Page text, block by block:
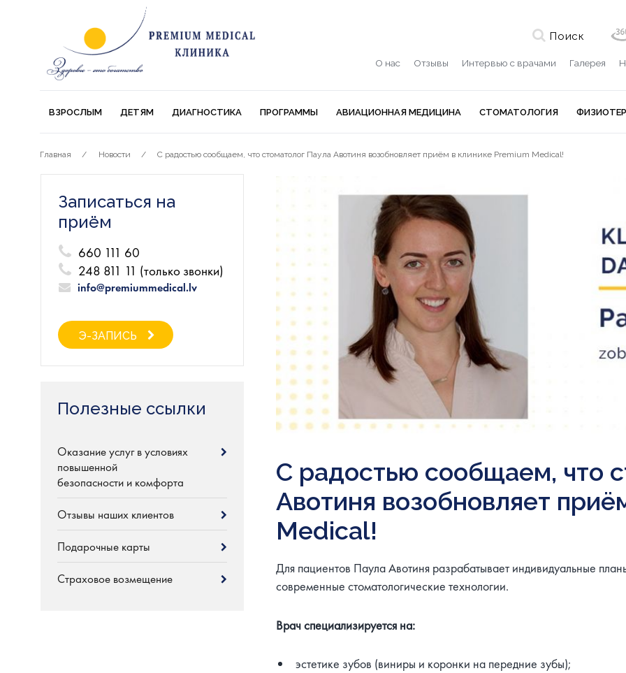
Поиск
О нас Отзывы Интервью с врачами Галерея
ВЗРОСЛЫМ ДЕТЯМ ДИАГНОСТИКА ПРОГРАММЫ АВИАЦИОННАЯ МЕДИЦИНА СТОМАТОЛОГИЯ
Главная Новости С радостью сообщаем, что стоматолог Паула Авотиня возобновляет приём в клинике Premium Medical!
Записаться на
приём
660 111 60
248 811 11 (только звонки)
info@premiummedical.lv
Э-ЗАПИСЬ
Полезные ссылки
Оказание услуг в условиях
повышенной
безопасности и комфорта
Отзывы наших клиентов
Подарочные карты
Страховое возмещение
С радостью сообщаем, что
Авотиня возобновляет
Medical!
Для пациентов Паула Авотиня разрабатывает индивидуальные
современные стоматологические технологии.
Врач специализируется на:
эстетике зубов (виниры и коронки на передние зубы);